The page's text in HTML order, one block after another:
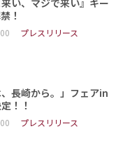
い、マジで来い』キー
！
プレスリリース
、長崎から。」フェアin
！！
プレスリリース